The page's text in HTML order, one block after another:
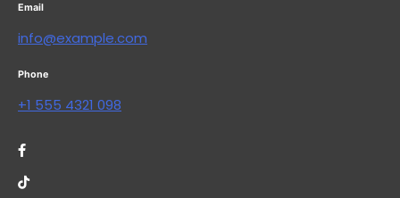
Email
info@example.com
Phone
+1 555 4321 098